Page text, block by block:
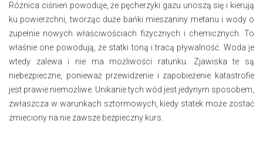
Różnica ciśnień powoduje, że pęcherzyki gazu unoszą się i kierują
ku powierzchni, tworząc duże bańki mieszaniny metanu i wody o
zupełnie nowych właściwościach fizycznych i chemicznych. To
właśnie one powodują, że statki toną i tracą pływalność. Woda je
wtedy zalewa i nie ma możliwości ratunku. Zjawiska te są
niebezpieczne, ponieważ przewidzenie i zapobieżenie katastrofie
jest prawie niemożliwe. Unikanie tych wód jest jedynym sposobem,
zwłaszcza w warunkach sztormowych, kiedy statek może zostać
zmieciony na nie zawsze bezpieczny kurs.